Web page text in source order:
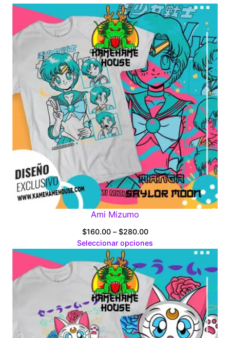
Ami Mizumo
$160.00 – $280.00Price
range:
through
$280.00
Seleccionar opciones